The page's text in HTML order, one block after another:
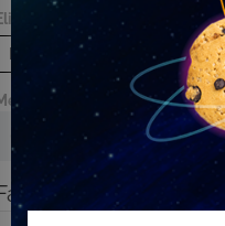
una titulación:
ELIGE UNA TITULACIÓN
de bachillerato
de acceso